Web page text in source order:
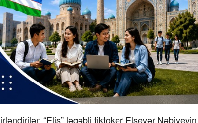
“Eliş” ləqəbli tiktoker Elsevər Nəbiyevin